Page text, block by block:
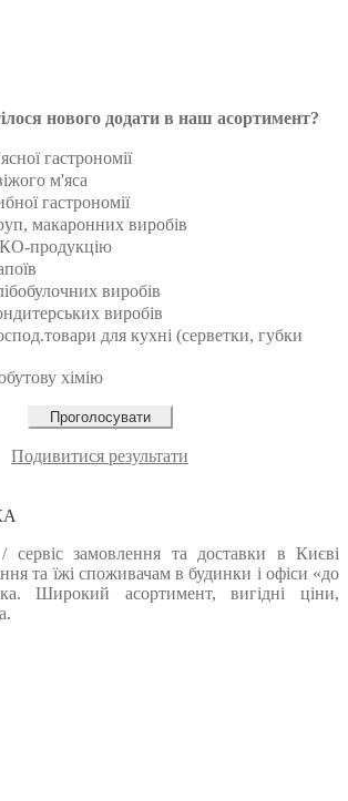
нового додати в наш асортимент?
гастрономії
м'яса
гастрономії
макаронних виробів
продукцію
виробів
виробів
для кухні (серветки, губки
хімію
Подивитися результати
/ сервіс замовлення та доставки в Києві
та їжі споживачам в будинки і офіси «до
Широкий асортимент, вигідні ціни,